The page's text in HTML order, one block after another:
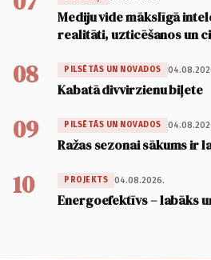
Mediju vide mākslīgā
realitāti, uzticēšanos un
08 PILSĒTĀS UN NOVADOS
Kabatā divvirzienu biļete
09 PILSĒTĀS UN NOVADOS
Ražas sezonai sākums ir
10 PROJEKTS 04.08.2026.
Energoefektīvs – labāks